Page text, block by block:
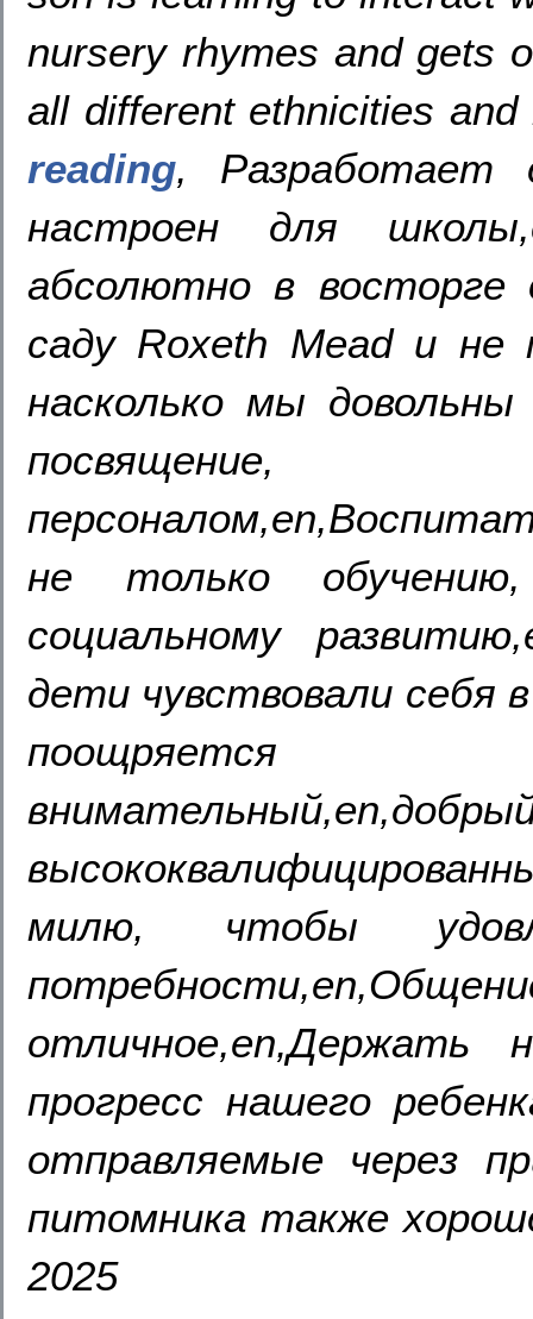
nursery rhymes and gets
all different ethnicities
reading, Разработает
настроен для
абсолютно в
саду Roxeth Mead и
насколько мы довольны
не только
социальному
дети чувствовали себя
поощряется
милю, чтобы
прогресс нашего
отправляемые через
питомника также
2025